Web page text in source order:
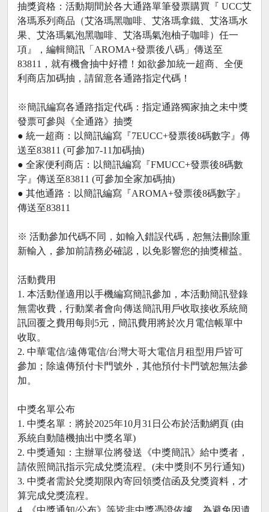
抽獎資格：活動期間於各大通路單筆發票購買『 UCC艾
洛瑪系列商品（艾洛瑪黑咖啡、艾洛瑪拿鐵、艾洛瑪水
果、艾洛瑪氣泡黑咖啡、艾洛瑪氣泡柚子咖啡）任一
項』，編輯簡訊「AROMA+發票後八碼」傳送至
83811，就有機會抽中好禮！如欲參加統一超商、全便
利商店加碼抽，請留意各通路指定代碼！
※簡訊編寫各通路指定代碼：指定通路獨家抽之未中獎
發票可參與《全通路》抽獎
● 統一超商：以簡訊編寫『7EUCC+發票後8碼數字』傳
送至83811 (可參加7-11加碼抽)
● 全家便利商店：以簡訊編寫『FMUCC+發票後8碼數
字』傳送至83811 (可參加全家加碼抽)
● 其他通路：以簡訊編寫『AROMA+發票後8碼數字』
傳送至83811
※ 活動參加代碼不同，如輸入錯誤代碼，恕無法刪除重
新輸入，參加前請務必確認，以免影響您的抽獎權益。
活動費用
1. 本活動僅適用以手機編寫簡訊參加，本活動簡訊登錄
無需收費，行動業者會向傳送簡訊用戶收取接收系統簡
訊回覆之費用每則5元，簡訊費用將於次月電信帳單中
收取。
2. 中華電信/遠傳電信/台灣大哥大電信月租型用戶皆可
參加；除遠傳預付卡門號外，其他預付卡門號恕無法參
加。
中獎名單公布
1. 中獎名單：將於2025年10月31日公布於活動網頁 (由
系統自動隨機抽出中獎名單)
2. 中獎通知：主辦單位將發送《中獎簡訊》給中獎者，
請依照簡訊指示完成兌獎流程。(未中獎則不另行通知)
3. 中獎者需於兌獎期限內寄回領獎信函及兌獎資料，才
算完成兌獎流程。